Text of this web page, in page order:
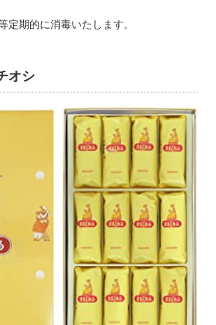
定期的に消毒いたします。
オシ